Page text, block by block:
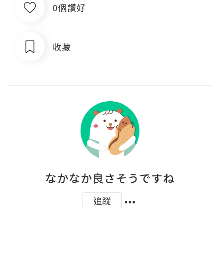
0個讚好
收藏
なかなか良さそうですね
追蹤